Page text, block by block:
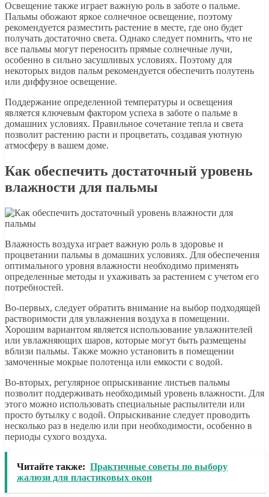
Освещение также играет важную роль в заботе о пальме.
Пальмы обожают яркое солнечное освещение, поэтому
рекомендуется разместить растение в месте, где оно будет
получать достаточно света. Однако следует помнить, что не
все пальмы могут переносить прямые солнечные лучи,
особенно в сильно засушливых условиях. Поэтому для
некоторых видов пальм рекомендуется обеспечить полутень
или диффузное освещение.
Поддержание определенной температуры и освещения
является ключевым фактором успеха в заботе о пальме в
домашних условиях. Правильное сочетание тепла и света
позволит растению расти и процветать, создавая уютную
атмосферу в вашем доме.
Как обеспечить достаточный уровень
влажности для пальмы
Влажность воздуха играет важную роль в здоровье и
процветании пальмы в домашних условиях. Для обеспечения
оптимального уровня влажности необходимо применять
определенные методы и ухаживать за растением с учетом его
потребностей.
Во-первых, следует обратить внимание на выбор подходящей
растворимости для увлажнения воздуха в помещении.
Хорошим вариантом является использование увлажнителей
или увлажняющих шаров, которые могут быть размещены
вблизи пальмы. Также можно установить в помещении
замоченные мокрые полотенца или емкости с водой.
Во-вторых, регулярное опрыскивание листьев пальмы
позволит поддерживать необходимый уровень влажности. Для
этого можно использовать специальные распылители или
просто бутылку с водой. Опрыскивание следует проводить
несколько раз в неделю или при необходимости, особенно в
периоды сухого воздуха.
Читайте также: Практичные советы по выбору
жалюзи для пластиковых окон